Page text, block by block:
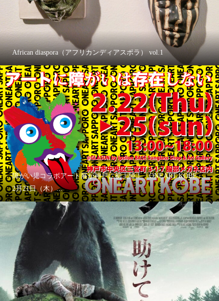
African diaspora（アフリカンディアスポラ） vol.1
障がい児コラボアート展が神戸に初上陸！「ONEART KOBE」
2月21日（木）...